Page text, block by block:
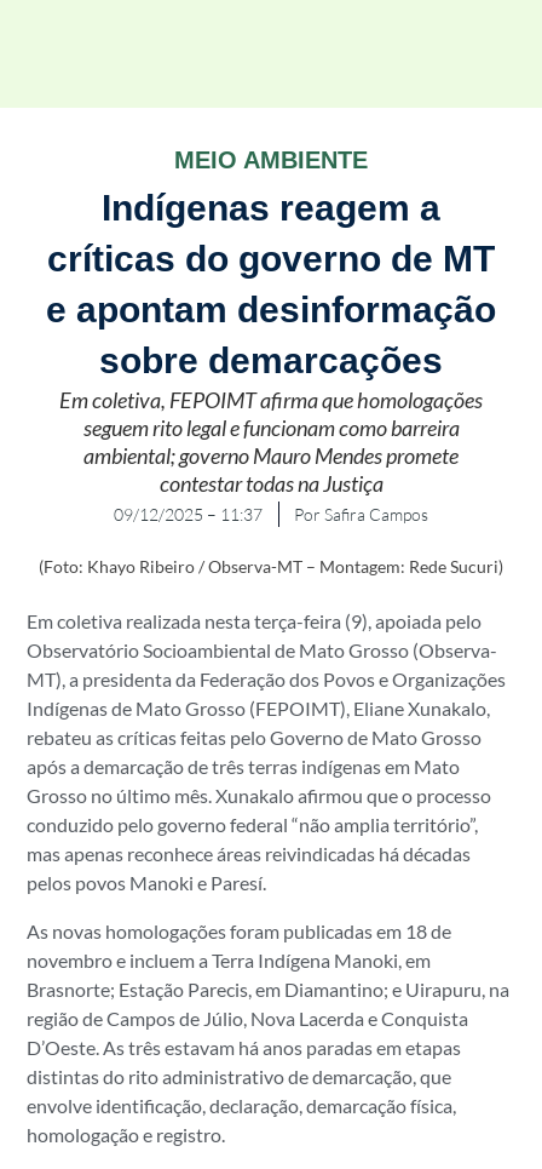
MEIO AMBIENTE
Indígenas reagem a
críticas do governo de MT
e apontam desinformação
sobre demarcações
Em coletiva, FEPOIMT afirma que homologações
seguem rito legal e funcionam como barreira
ambiental; governo Mauro Mendes promete
contestar todas na Justiça
09/12/2025 – 11:37 Por Safira Campos
(Foto: Khayo Ribeiro / Observa-MT – Montagem: Rede Sucuri)
Em coletiva realizada nesta terça-feira (9), apoiada pelo
Observatório Socioambiental de Mato Grosso (Observa-
MT), a presidenta da Federação dos Povos e Organizações
Indígenas de Mato Grosso (FEPOIMT), Eliane Xunakalo,
rebateu as críticas feitas pelo Governo de Mato Grosso
após a demarcação de três terras indígenas em Mato
Grosso no último mês. Xunakalo afirmou que o processo
conduzido pelo governo federal “não amplia território”,
mas apenas reconhece áreas reivindicadas há décadas
pelos povos Manoki e Paresí.
As novas homologações foram publicadas em 18 de
novembro e incluem a Terra Indígena Manoki, em
Brasnorte; Estação Parecis, em Diamantino; e Uirapuru, na
região de Campos de Júlio, Nova Lacerda e Conquista
D’Oeste. As três estavam há anos paradas em etapas
distintas do rito administrativo de demarcação, que
envolve identificação, declaração, demarcação física,
homologação e registro.